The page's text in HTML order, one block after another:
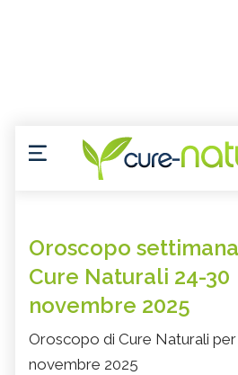
Oroscopo
Cure Naturali 24-30
novembre 2025
Oroscopo di Cure Naturali
novembre 2025